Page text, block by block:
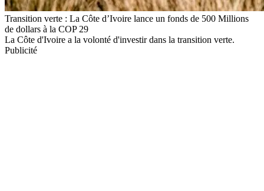
Transition verte : La Côte d’Ivoire lance un fonds de 500 Millions
de dollars à la COP 29
La Côte d'Ivoire a la volonté d'investir dans la transition verte.
Publicité